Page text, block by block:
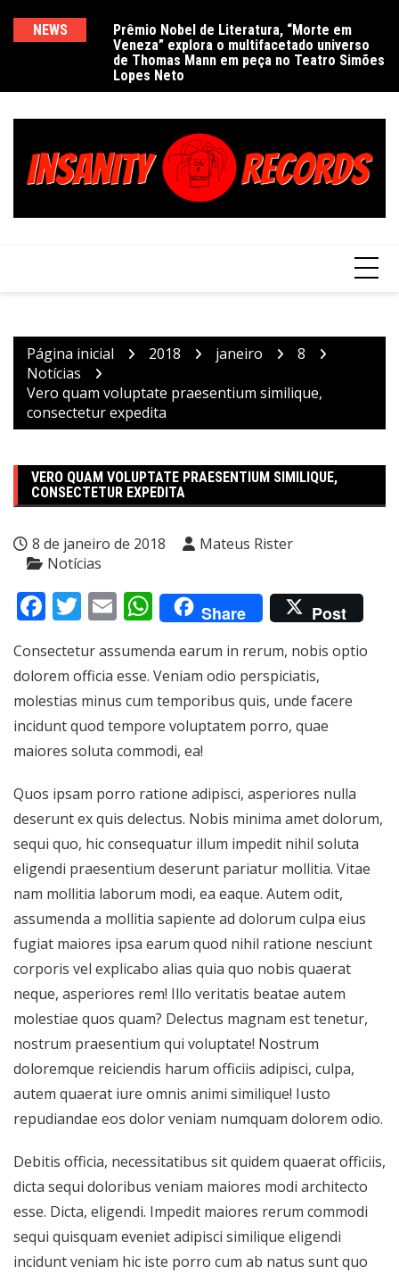
NEWS
Prêmio Nobel de Literatura, “Morte em
Veneza” explora o multifacetado universo
de Thomas Mann em peça no Teatro Simões
Lopes Neto
Página inicial 2018 janeiro
8
Notícias
Vero quam voluptate praesentium similique,
consectetur expedita
VERO QUAM VOLUPTATE PRAESENTIUM SIMILIQUE,
CONSECTETUR EXPEDITA
8 de janeiro de 2018
Mateus Rister
Notícias
Facebook
Twitter
EmailWhatsApp
Share Post
Consectetur assumenda earum in rerum, nobis optio
dolorem officia esse. Veniam odio perspiciatis,
molestias minus cum temporibus quis, unde facere
incidunt quod tempore voluptatem porro, quae
maiores soluta commodi, ea!
Quos ipsam porro ratione adipisci, asperiores nulla
deserunt ex quis delectus. Nobis minima amet dolorum,
sequi quo, hic consequatur illum impedit nihil soluta
eligendi praesentium deserunt pariatur mollitia. Vitae
nam mollitia laborum modi, ea eaque. Autem odit,
assumenda a mollitia sapiente ad dolorum culpa eius
fugiat maiores ipsa earum quod nihil ratione nesciunt
corporis vel explicabo alias quia quo nobis quaerat
neque, asperiores rem! Illo veritatis beatae autem
molestiae quos quam? Delectus magnam est tenetur,
nostrum praesentium qui voluptate! Nostrum
doloremque reiciendis harum officiis adipisci, culpa,
autem quaerat iure omnis animi similique! Iusto
repudiandae eos dolor veniam numquam dolorem odio.
Debitis officia, necessitatibus sit quidem quaerat officiis,
dicta sequi doloribus veniam maiores modi architecto
esse. Dicta, eligendi. Impedit maiores rerum commodi
sequi quisquam eveniet adipisci similique eligendi
incidunt veniam hic iste porro cum ab natus sunt quo